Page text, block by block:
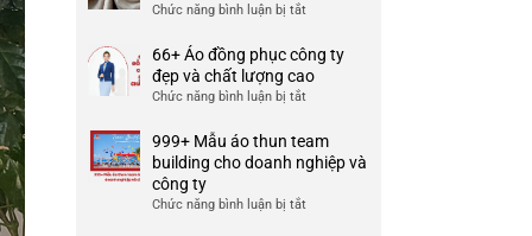
đẹp
và
uy
ở
TP
Chức năng bình luận bị tắtở
liệu
cotton
Ưu
và
điểm
66+ Áo đồng phục công ty
đẹp và chất lượng cao
Chức năng bình luận bị tắtở
Áo
đồng
phục
999+ Mẫu áo thun team
building cho doanh nghiệp và
công ty
Chức năng bình luận bị tắtở